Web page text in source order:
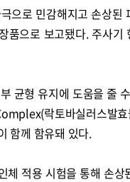
으로 민감해지고 손상
품으로 보고됐다. 주사
균형 유지에 도움을 줄
락토바실러스발
함께 함유돼 있다.
체 적용 시험을 통해 손